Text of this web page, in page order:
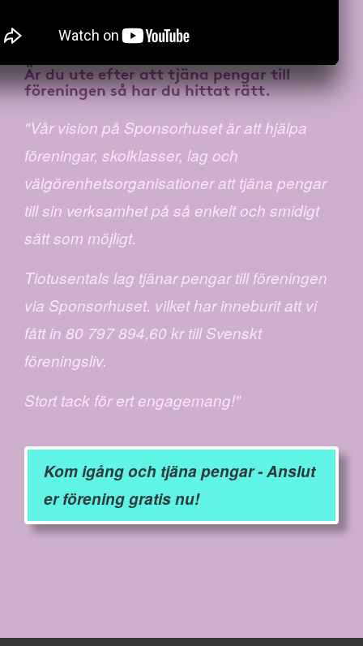
Är du ute efter atttjäna pengar till
föreningenså har du hittat rätt.
"Vår vision på Sponsorhuset är att hjälpa
föreningar, skolklasser, lag och
välgörenhetsorganisationer att tjäna pengar
till sin verksamhet på så enkelt och smidigt
sätt som möjligt.
Tiotusentals lag tjänar pengar till föreningen
via Sponsorhuset. vilket har inneburit att vi
fått in 80 797 894,60 kr till Svenskt
föreningsliv.
Stort tack för ert engagemang!"
Kom igång och tjäna pengar - Anslut
er förening gratis nu!